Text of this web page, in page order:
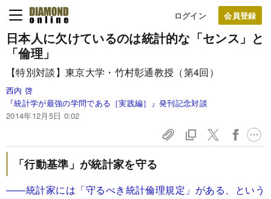
ログイン
日本人に欠けているのは統計的な「センス」と
「倫理」
【特別対談】東京大学・竹村彰通教授（第4回）
西内 啓
『統計学が最強の学問である［実践編］』発刊記念対談
2014年12月5日 0:02
「行動基準」が統計家を守る
――統計家には「守るべき統計倫理規定」がある、という